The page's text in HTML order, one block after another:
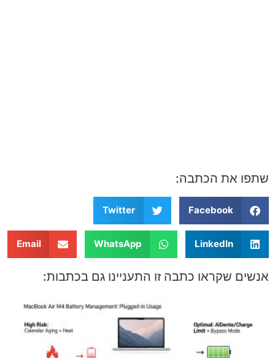
שתפו את הכתבה:
Facebook
Twitter
LinkedIn
WhatsApp
Email
אנשים שקראו כתבה זו התעניינו גם בכתבות: